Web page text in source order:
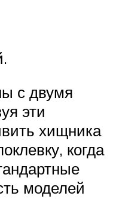
с двумя
эти
хищника
когда
моделей